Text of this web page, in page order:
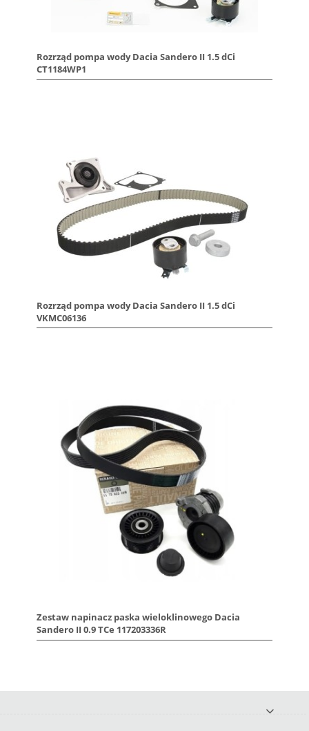
Rozrząd pompa wody Dacia Sandero II 1.5 dCi
CT1184WP1
Rozrząd pompa wody Dacia Sandero II 1.5 dCi
VKMC06136
Zestaw napinacz paska wieloklinowego Dacia
Sandero II 0.9 TCe 117203336R